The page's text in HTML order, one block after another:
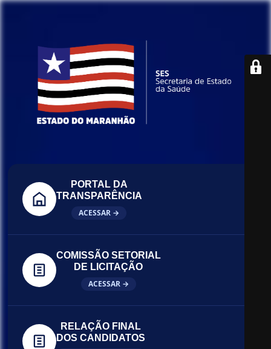
PORTAL DA
TRANSPARÊNCIA
ACESSAR →
COMISSÃO SETORIAL
DE LICITAÇÃO
ACESSAR →
RELAÇÃO FINAL
DOS CANDIDATOS